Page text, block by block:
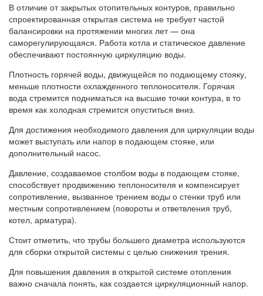
В отличие от закрытых отопительных контуров, правильно
спроектированная открытая система не требует частой
балансировки на протяжении многих лет — она
саморегулирующаяся. Работа котла и статическое давление
обеспечивают постоянную циркуляцию воды.
Плотность горячей воды, движущейся по подающему стояку,
меньше плотности охлажденного теплоносителя. Горячая
вода стремится подниматься на высшие точки контура, в то
время как холодная стремится опуститься вниз.
Для достижения необходимого давления для циркуляции воды
может выступать или напор в подающем стояке, или
дополнительный насос.
Давление, создаваемое столбом воды в подающем стояке,
способствует продвижению теплоносителя и компенсирует
сопротивление, вызванное трением воды о стенки труб или
местным сопротивлением (повороты и ответвления труб,
котел, арматура).
Стоит отметить, что трубы большего диаметра используются
для сборки открытой системы с целью снижения трения.
Для повышения давления в открытой системе отопления
важно сначала понять, как создается циркуляционный напор.